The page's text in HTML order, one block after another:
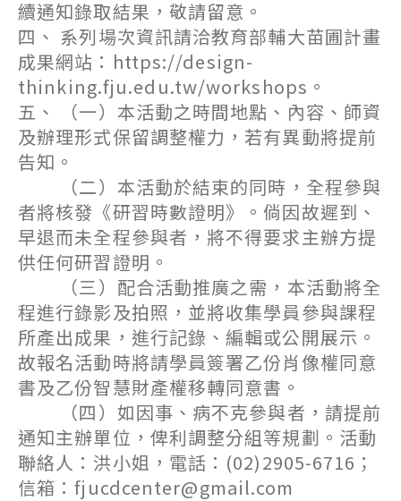
續通知錄取結果，敬請留意。
四、 系列場次資訊請洽教育部輔大苗圃計畫
成果網站：https://design-
thinking.fju.edu.tw/workshops。
五、 （一）本活動之時間地點、內容、師資
及辦理形式保留調整權力，若有異動將提前
告知。
（二）本活動於結束的同時，全程參與
者將核發《研習時數證明》。倘因故遲到、
早退而未全程參與者，將不得要求主辦方提
供任何研習證明。
（三）配合活動推廣之需，本活動將全
程進行錄影及拍照，並將收集學員參與課程
所產出成果，進行記錄、編輯或公開展示。
故報名活動時將請學員簽署乙份肖像權同意
書及乙份智慧財產權移轉同意書。
（四）如因事、病不克參與者，請提前
通知主辦單位，俾利調整分組等規劃。活動
聯絡人：洪小姐，電話：(02)2905-6716；
信箱：fjucdcenter@gmail.com